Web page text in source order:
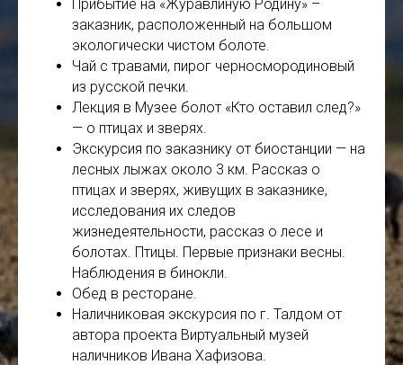
Прибытие на «Журавлиную Родину» –
заказник, расположенный на большом
экологически чистом болоте.
Чай с травами, пирог черносмородиновый
из русской печки.
Лекция в Музее болот «Кто оставил след?»
— о птицах и зверях.
Экскурсия по заказнику от биостанции — на
лесных лыжах около 3 км. Рассказ о
птицах и зверях, живущих в заказнике,
исследования их следов
жизнедеятельности, рассказ о лесе и
болотах. Птицы. Первые признаки весны.
Наблюдения в бинокли.
Обед в ресторане.
Наличниковая экскурсия по г. Талдом от
автора проекта Виртуальный музей
наличников Ивана Хафизова.